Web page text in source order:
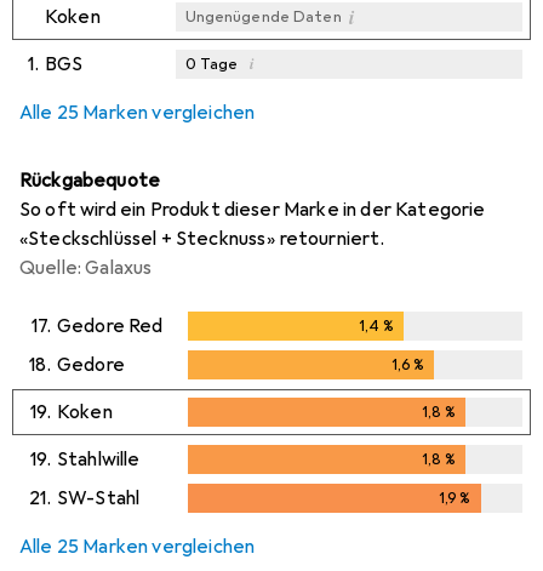
Koken Ungenügende Daten i
1. BGS 0 Tage i
Alle 25 Marken vergleichen
Rückgabequote
So oft wird ein Produkt dieser Marke in der Kategorie
«Steckschlüssel + Stecknuss» retourniert.
Quelle: Galaxus
17. Gedore Red 1,4 %
18. Gedore 1,6%
19. Koken 1,8 %
19. Stahlwille 1,8 %
21. SW-Stahl 1,9%
Alle 25 Marken vergleichen